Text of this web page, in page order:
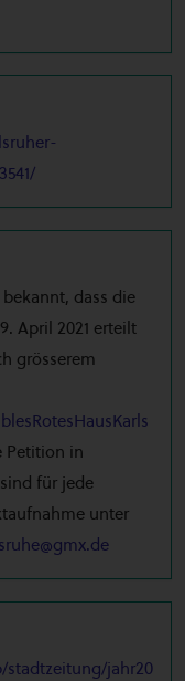
dass die
April 2021 erteilt
grösserem
Petition in
für jede
unter
stadtzeitung/jahr20